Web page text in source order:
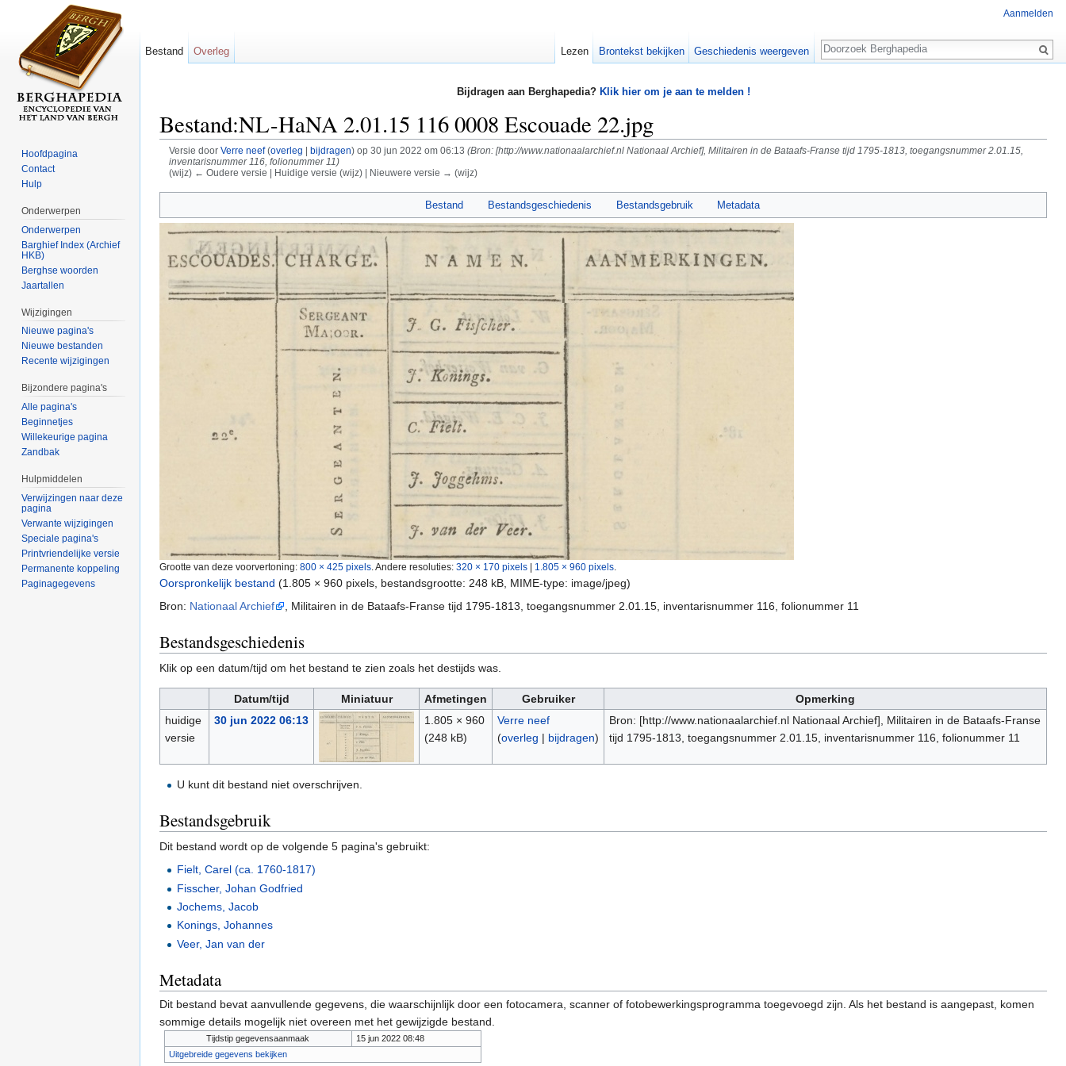
Bijdragen aan Berghapedia? Klik hier om je aan te melden !
Bestand:NL-HaNA 2.01.15 116 0008 Escouade 22.jpg
Versie door Verre neef (overleg bijdragen)op 30 jun 2022 om 06:13 (Bron: [http://www.nationaalarchief.nl Nationaal Archief], Militairen in de Bataafs-Franse tijd 1795-1813, toegangsnummer 2.01.15,
inventarisnummer 116, folionummer 11)
(wijz) ← Oudere versie | Huidige versie (wijz) | Nieuwere versie → (wijz)
Bestand Bestandsgeschiedenis Bestandsgebruik Metadata
Grootte van deze voorvertoning: 800 × 425 pixels Andere resoluties: 320 × 170 pixels 1.805 × 960 pixels
Oorspronkelijk bestand (1.805 × 960 pixels, bestandsgrootte: 248 kB, MIME-type: image/jpeg)
Bron: Nationaal Archief , Militairen in de Bataafs-Franse tijd 1795-1813, toegangsnummer 2.01.15, inventarisnummer 116, folionummer 11
Bestandsgeschiedenis
Klik op een datum/tijd om het bestand te zien zoals het destijds was.
Datum/tijd Miniatuur Afmetingen Gebruiker
Opmerking
huidige
versie
30 jun 2022 06:13
1.805 × 960
(248 kB)
Verre neef
(overleg | bijdragen)
Bron: [http://www.nationaalarchief.nl Nationaal Archief], Militairen in de Bataafs-Franse
tijd 1795-1813, toegangsnummer 2.01.15, inventarisnummer 116, folionummer 11
U kunt dit bestand niet overschrijven.
Bestandsgebruik
Dit bestand wordt op de volgende 5 pagina's gebruikt:
Fielt, Carel (ca. 1760-1817)
Fisscher, Johan Godfried
Jochems, Jacob
Konings, Johannes
Veer, Jan van der
Metadata
Dit bestand bevat aanvullende gegevens, die waarschijnlijk door een fotocamera, scanner of fotobewerkingsprogramma toegevoegd zijn. Als het bestand is aangepast, komen
sommige details mogelijk niet overeen met het gewijzigde bestand.
Tijdstip gegevensaanmaak
15 jun 2022 08:48
Uitgebreide gegevens bekijken
Aanmelden
Bestand Overleg Lezen Brontekst bekijken Geschiedenis weergeven
Zoeken
Hoofdpagina
Contact
Hulp
Onderwerpen
Onderwerpen
Barghief Index (Archief
HKB)
Berghse woorden
Jaartallen
Wijzigingen
Nieuwe pagina's
Nieuwe bestanden
Recente wijzigingen
Bijzondere pagina's
Alle pagina's
Beginnetjes
Willekeurige pagina
Zandbak
Hulpmiddelen
Verwijzingen naar deze
pagina
Verwante wijzigingen
Speciale pagina's
Printvriendelijke versie
Permanente koppeling
Paginagegevens